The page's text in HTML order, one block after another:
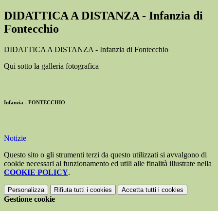
DIDATTICA A DISTANZA - Infanzia di
Fontecchio
DIDATTICA A DISTANZA - Infanzia di Fontecchio
Qui sotto la galleria fotografica
Infanzia - FONTECCHIO
Notizie
Questo sito o gli strumenti terzi da questo utilizzati si avvalgono di
cookie necessari al funzionamento ed utili alle finalità illustrate nella
COOKIE POLICY.
Personalizza Rifiuta tutti i cookies Accetta tutti i cookies
Gestione cookie